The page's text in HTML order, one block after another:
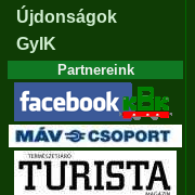
Újdonságok
GyIK
Partnereink